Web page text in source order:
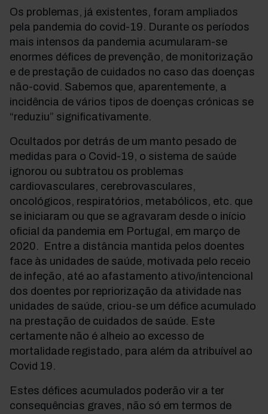
Os problemas, já existentes, foram ampliados
pela pandemia do covid-19. Durante os períodos
mais intensos da pandemia acumularam-se
enormes défices de prevenção, de monitorização
e de prestação de cuidados no caso das doenças
não-covid. Sabemos que, aparentemente, a
incidência de vários tipos de doenças crónicas se
“reduziu” significativamente.
Ocultados por detrás de um manto pesado de
medidas para o Covid-19, o sistema de saúde
ignorou ou subtratou os problemas
cardiovasculares, cerebrovasculares,
oncológicos, respiratórios, metabólicos, etc. que
se iniciaram ou que se agravaram desde o início
oficial da pandemia em Portugal, em março de
2020. Entre a distância mantida pelos doentes
face às unidades de saúde, motivada pelo receio
de infeção, até ao afastamento ativo/intencional
dos doentes por repriorização da atividade nas
unidades de saúde, criou-se um défice acumulado
na prestação de cuidados de saúde. Este
certamente não é alheio ao excesso de
mortalidade registado, para além da atribuível ao
Covid 19.
Estes défices acumulados poderão vir a ter
consequências graves, não só em termos de